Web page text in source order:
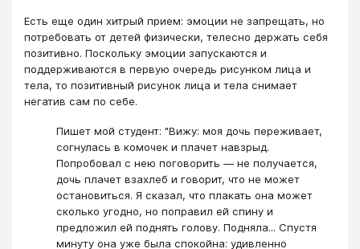
Есть еще один хитрый прием: эмоции не запрещать, но
потребовать от детей физически, телесно держать себя
позитивно. Поскольку эмоции запускаются и
поддерживаются в первую очередь рисунком лица и
тела, то позитивный рисунок лица и тела снимает
негатив сам по себе.
Пишет мой студент: "Вижу: моя дочь переживает,
согнулась в комочек и плачет навзрыд.
Попробовал с нею поговорить — не получается,
дочь плачет взахлеб и говорит, что не может
остановиться. Я сказал, что плакать она может
сколько угодно, но поправил ей спину и
предложил ей поднять голову. Подняла... Спустя
минуту она уже была спокойна: удивленно